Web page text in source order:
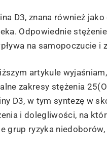
D3, znana również
Odpowiednie
na samopoczucie i
artykule
zakresy stężenia
D3, w tym syntezę w
i dolegliwości, na
grup ryzyka